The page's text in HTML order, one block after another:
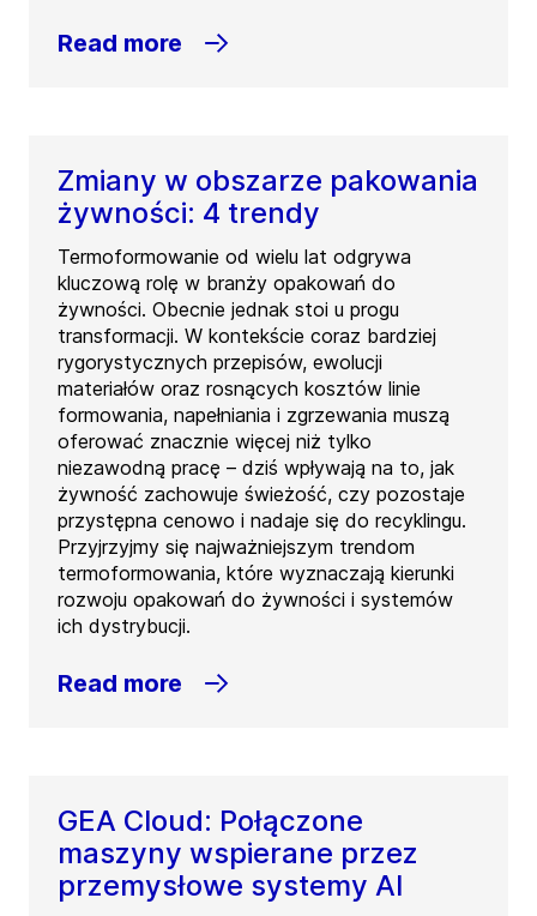
Read more
Zmiany w obszarze pakowania
żywności: 4 trendy
Termoformowanie od wielu lat odgrywa
kluczową rolę w branży opakowań do
żywności. Obecnie jednak stoi u progu
transformacji. W kontekście coraz bardziej
rygorystycznych przepisów, ewolucji
materiałów oraz rosnących kosztów linie
formowania, napełniania i zgrzewania muszą
oferować znacznie więcej niż tylko
niezawodną pracę – dziś wpływają na to, jak
żywność zachowuje świeżość, czy pozostaje
przystępna cenowo i nadaje się do recyklingu.
Przyjrzyjmy się najważniejszym trendom
termoformowania, które wyznaczają kierunki
rozwoju opakowań do żywności i systemów
ich dystrybucji.
Read more
GEA Cloud: Połączone
maszyny wspierane przez
przemysłowe systemy AI